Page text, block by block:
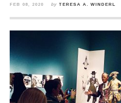
FEB 08, 2020 by TERESA A. WINDERL